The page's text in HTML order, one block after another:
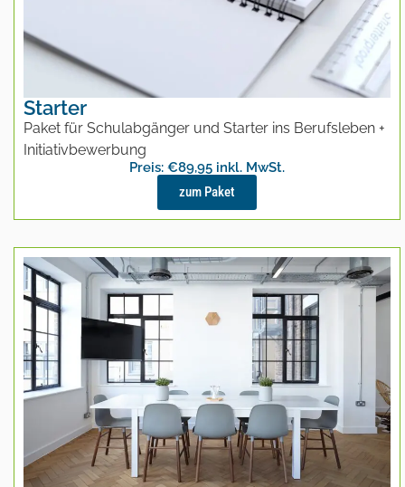
Starter
Paket für Schulabgänger und Starter ins Berufsleben +
Initiativbewerbung
Preis: €89,95 inkl. MwSt.
zum Paket